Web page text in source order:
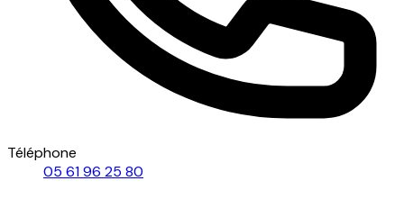
Téléphone
05 61 96 25 80